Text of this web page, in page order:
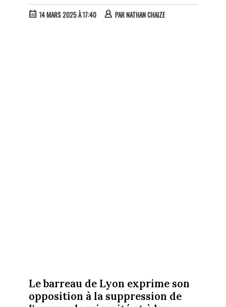
14 MARS 2025 À 17:40 PARNATHAN CHAIZE
Le barreau de Lyon exprime son
opposition à la suppression de